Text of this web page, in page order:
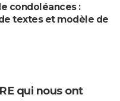
condoléances :
textes et modèle de
qui nous ont